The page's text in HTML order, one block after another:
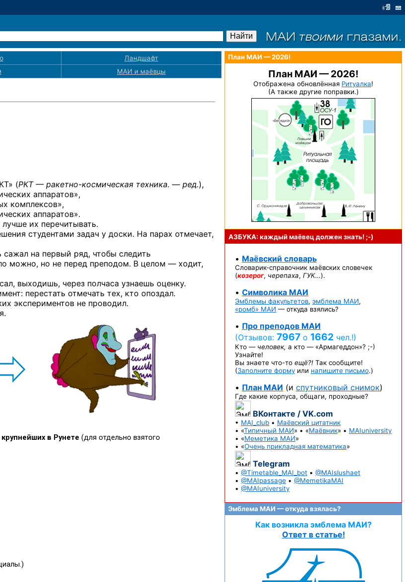
Ландшафт
МАИ и маёвцы
(РКТ — ракетно-космическая техника. — ред.),
аппаратов»,
комплексов»,
аппаратов».
их перечитывать.
студентами задач у доски. На парах отмечает,
на первый ряд, чтобы следить
можно, но не перед преподом. В целом — ходит,
выходишь, через полчаса узнаешь оценку.
перестать отмечать тех, кто опоздал.
экспериментов не проводил.
План МАИ — 2026!
План МАИ — 2026!
Отображена обновлённая Ритуалка!
(А также другие поправки.)
АЗБУКА: каждый маёвец должензнать! ;-)
• Маёвский словарь
Словарик-справочник маёвских словечек
(козерог, черепаха, ГУК…).
• Символика МАИ
Эмблемы факультетов, эмблема МАИ,
«ромб» МАИ — откуда взялись?
• Про преподов МАИ
(Отзывов: 7967 о 1662 чел.!)
Кто — человек, а кто — «Армагеддон»? ;-)
Узнайте!
Вы знаете что-то ещё?! Так сообщите!
(Заполните форму или напишите письмо.)
• План МАИ (и спутниковый снимок)
Где какие корпуса, общаги, проходные?
ВКонтакте / VK.com
• MAI_club • Маёвский цитатник
• «Типичный МАИ» • «Маёвник» • MAIuniversity
• «Меметика МАИ»
• «Очень прикладная математика»
Telegram
• @Timetable_MAI_bot • @MAIslushaet
• @MAIpassage • @MemetikaMAI
• @MAIuniversity
Эмблема МАИ — откуда взялась?
Как возникла эмблема МАИ?
Ответ в статье!